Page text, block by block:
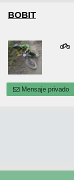
BOBIT
Mensaje privado